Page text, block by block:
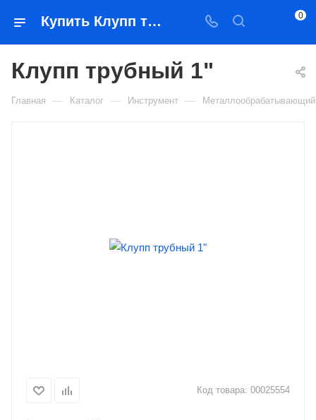
Купить Клупп трубный 1" в Якутске — цена, характеристики, подбор | Востоктехторг 0
Клупп трубный 1"
Главная — Каталог — Инструмент — Металлообрабатывающий
Код товара: 00025554